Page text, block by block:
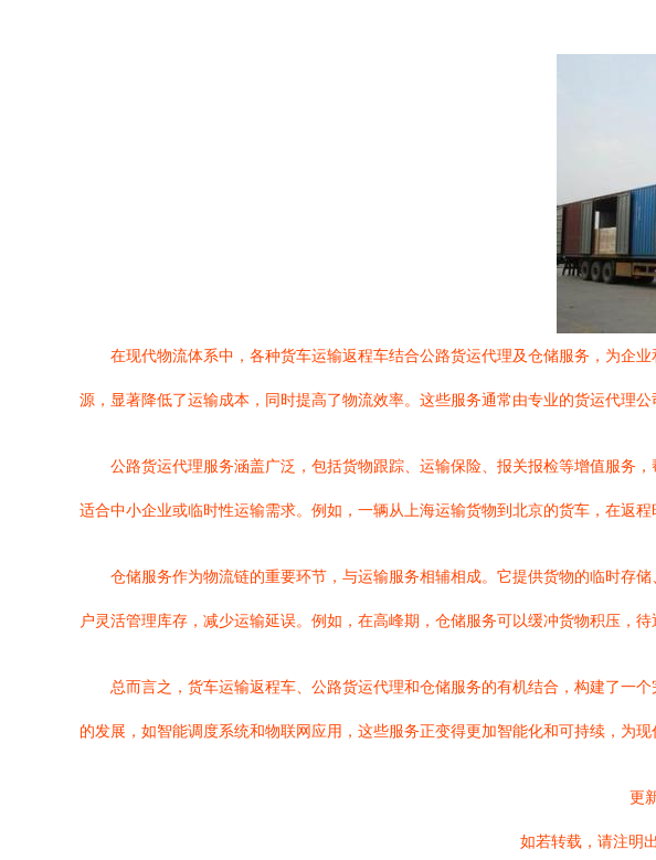
在现代物流体系中，各种货车运输返程车结合公路货运代理及仓储服务，为企
源，显著降低了运输成本，同时提高了物流效率。这些服务通常由专业的货运代理
公路货运代理服务涵盖广泛，包括货物跟踪、运输保险、报关报检等增值服务
适合中小企业或临时性运输需求。例如，一辆从上海运输货物到北京的货车，在返
仓储服务作为物流链的重要环节，与运输服务相辅相成。它提供货物的临时存
户灵活管理库存，减少运输延误。例如，在高峰期，仓储服务可以缓冲货物积压，待
总而言之，货车运输返程车、公路货运代理和仓储服务的有机结合，构建了一
的发展，如智能调度系统和物联网应用，这些服务正变得更加智能化和可持续，为
更
如若转载，请注明